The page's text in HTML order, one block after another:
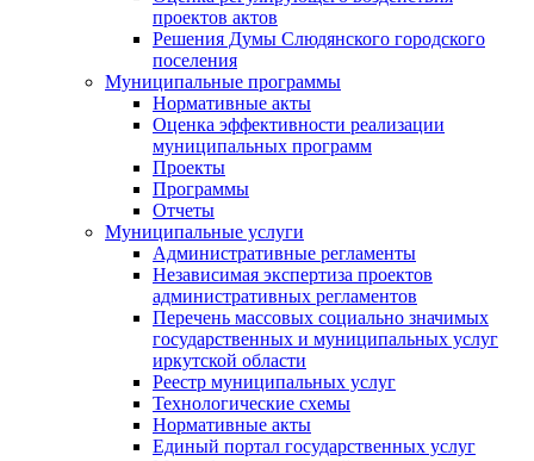
проектов актов
Решения Думы Слюдянского городского
поселения
Муниципальные программы
Нормативные акты
Оценка эффективности реализации
муниципальных программ
Проекты
Программы
Отчеты
Муниципальные услуги
Административные регламенты
Независимая экспертиза проектов
административных регламентов
Перечень массовых социально значимых
государственных и муниципальных услуг
иркутской области
Реестр муниципальных услуг
Технологические схемы
Нормативные акты
Единый портал государственных услуг